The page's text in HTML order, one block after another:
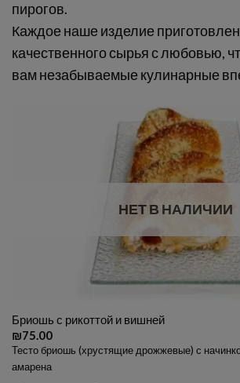
пирогов.
Каждое наше изделие
качественного сырья с любовью,
вам незабываемые кулинарные
НЕТ В НАЛИЧИИ
Бриошь с рикоттой и вишней
₪75.00
Тесто бриошь (хрустящие дрожжевые) с
амарена